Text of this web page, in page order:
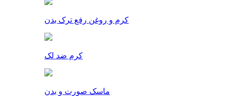
کرم و روغن رفع ترک بدن
کرم ضد لک
ماسک صورت و بدن